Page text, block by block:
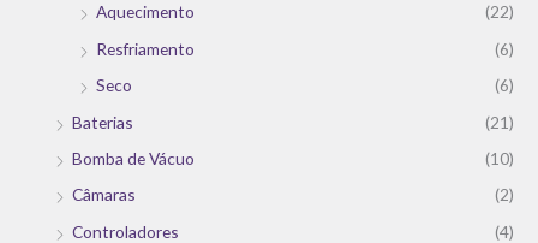
Aquecimento
(22)
Resfriamento
(6)
Seco
(6)
Baterias
(21)
Bomba de Vácuo
(10)
Câmaras
(2)
Controladores
(4)